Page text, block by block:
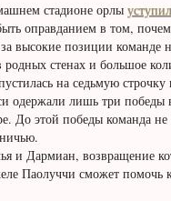
стадионе орлы
оправданием в том,
высокие позиции команде
стенах и большое
на седьмую
одержали лишь три победы
До этой победы команда
и Дармиан, возвращение
Паолуччи сможет